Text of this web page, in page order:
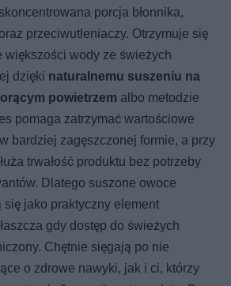
porcja błonnika,
przeciwutleniaczy. Otrzymuje się
większości wody ze świeżych
dzięki naturalnemu suszeniu na
powietrzem albo metodzie
pomaga zatrzymać wartościowe
bardziej zagęszczonej formie, a przy
trwałość produktu bez potrzeby
Dlatego suszone owoce
jako praktyczny element
gdy dostęp do świeżych
Chętnie sięgają po nie
o zdrowe nawyki, jak i ci, którzy